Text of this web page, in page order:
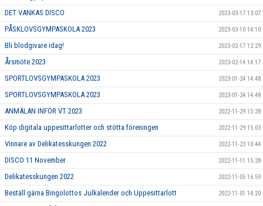
DET VANKAS DISCO 2023-03-17 13:07
PÅSKLOVSGYMPASKOLA 2023 2023-03-10 14:10
Bli blodgivare idag! 2023-02-17 12:29
Årsmöte 2023 2023-02-14 14:17
SPORTLOVSGYMPASKOLA 2023 2023-01-24 14:48
SPORTLOVSGYMPASKOLA 2023 2023-01-24 14:48
ANMÄLAN INFÖR VT 2023 2022-11-29 15:28
Köp digitala uppesittarlotter och stötta föreningen 2022-11-29 15:03
Vinnare av Delikatesskungen 2022 2022-11-23 10:44
DISCO 11 November 2022-11-11 15:28
Delikatesskungen 2022 2022-11-05 16:59
Beställ gärna Bingolottos Julkalender och Uppesittarlott 2022-11-01 14:20